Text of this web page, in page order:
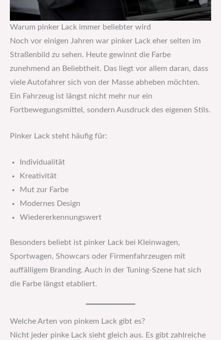
Warum pinker Lack immer beliebter wird
Noch vor einigen Jahren war pinker Lack eher selten im
Straßenbild zu sehen. Heute gewinnt die Farbe
zunehmend an Beliebtheit. Das liegt vor allem daran, dass
viele Autofahrer sich von der Masse abheben möchten.
Ein Fahrzeug ist längst nicht mehr nur ein
Fortbewegungsmittel, sondern Ausdruck des eigenen Stils.
Pinker Lack steht häufig für:
Individualität
Kreativität
Mut zur Farbe
Modernes Design
Wiedererkennungswert
Besonders beliebt ist pinker Lack bei Kleinwagen,
Sportwagen, Showcars oder Firmenfahrzeugen mit
auffälligem Branding. Auch in der Tuning-Szene hat sich
die Farbe längst etabliert.
Welche Arten von pinkem Lack gibt es?
Nicht jeder pinke Lack sieht gleich aus. Es gibt zahlreiche